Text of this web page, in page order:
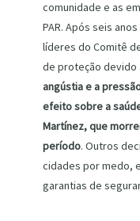
comunidade e as
PAR. Após seis
líderes do Comitê
de proteção devido
angústia e a
efeito sobre a
Martínez, que
período. Outros
cidades por medo,
garantias de